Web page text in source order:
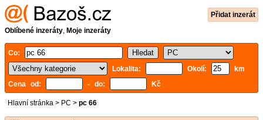
Přidat inzerát
Oblíbené inzeráty, Moje inzeráty
Co:
Lokalita:
Okolí:
km
Cena od:
- do: Kč
Hlavní stránka > PC > pc 66